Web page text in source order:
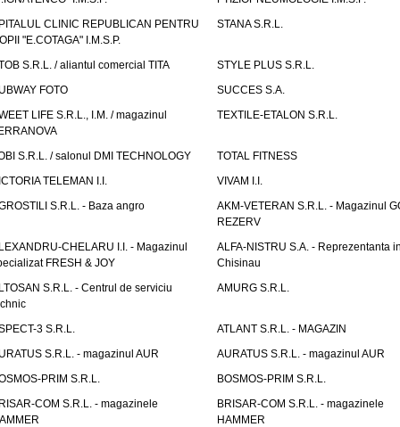
CLINIC REPUBLICAN PENTRU
"E.COTAGA" I.M.S.P.
STANA S.R.L.
S.R.L. / aliantul comercial TITA
STYLE PLUS S.R.L.
FOTO
SUCCES S.A.
LIFE S.R.L., I.M. / magazinul
TEXTILE-ETALON S.R.L.
S.R.L. / salonul DMI TECHNOLOGY
TOTAL FITNESS
TELEMAN I.I.
VIVAM I.I.
S.R.L. - Baza angro
AKM-VETERAN S.R.L. - Magazinul
REZERV
CHELARU I.I. - Magazinul
FRESH & JOY
ALFA-NISTRU S.A. - Reprezentanta
Chisinau
S.R.L. - Centrul de serviciu
AMURG S.R.L.
3 S.R.L.
ATLANT S.R.L. - MAGAZIN
S.R.L. - magazinul AUR
AURATUS S.R.L. - magazinul AUR
PRIM S.R.L.
BOSMOS-PRIM S.R.L.
COM S.R.L. - magazinele
BRISAR-COM S.R.L. - magazinele
HAMMER